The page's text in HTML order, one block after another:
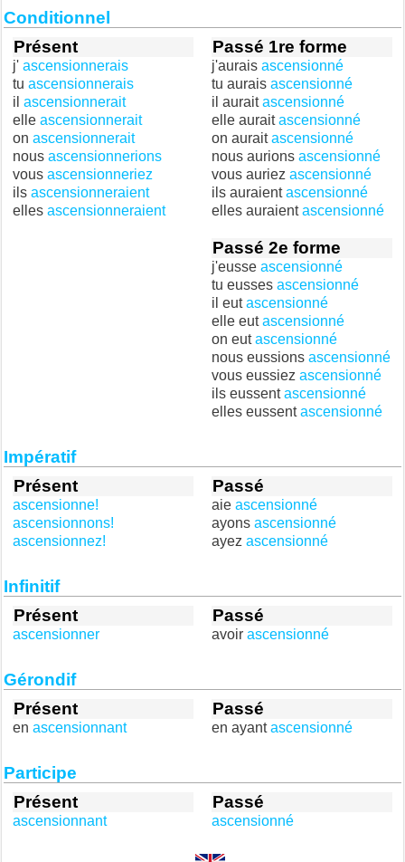
Conditionnel
Présent
j' ascensionnerais
tu ascensionnerais
il ascensionnerait
elle ascensionnerait
on ascensionnerait
nous ascensionnerions
vous ascensionneriez
ils ascensionneraient
elles ascensionneraient
Passé 1re forme
j'aurais ascensionné
tu aurais ascensionné
il auraitascensionné
elle auraitascensionné
on auraitascensionné
nous aurions ascensionné
vous auriez ascensionné
ils auraientascensionné
elles auraientascensionné
Passé 2e forme
j'eusse ascensionné
tu eusses ascensionné
il eutascensionné
elle eutascensionné
on eutascensionné
nous eussions ascensionné
vous eussiez ascensionné
ils eussentascensionné
elles eussentascensionné
Impératif
Présent
ascensionne!
ascensionnons!
ascensionnez!
Passé
aie ascensionné
ayons ascensionné
ayez ascensionné
Infinitif
Présent
ascensionner
Passé
avoir ascensionné
Gérondif
Présent
en ascensionnant
Passé
en ayantascensionné
Participe
Présent
ascensionnant
Passé
ascensionné